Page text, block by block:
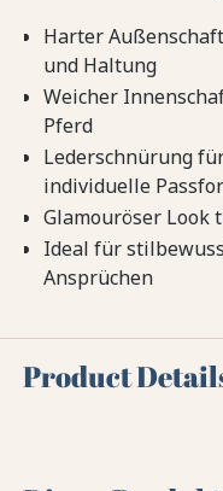
Harter
und Haltung
Weicher
Pferd
Lederschnürung
individuelle
Glamouröser
Ideal für
Ansprüchen
Product